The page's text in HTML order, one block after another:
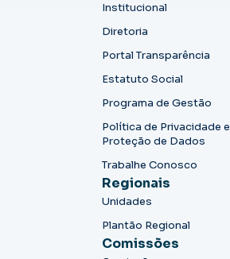
Institucional
Diretoria
Portal Transparência
Estatuto Social
Programa de Gestão
Política de Privacidade e
Proteção de Dados
Trabalhe Conosco
Regionais
Unidades
Plantão Regional
Comissões